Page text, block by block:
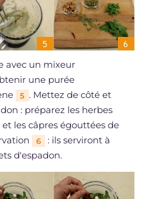
avec un mixeur
une purée
5 . Mettez de côté et
: préparez les herbes
les câpres égouttées de
6
: ils serviront à
d'espadon.